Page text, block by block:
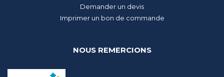
Demander un devis
Imprimer un bon de commande
NOUS REMERCIONS